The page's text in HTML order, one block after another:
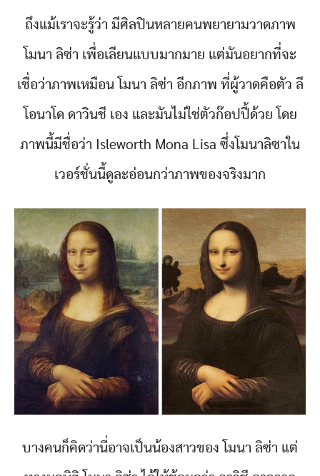
ถึงแม้เราจะรู้ว่า มีศิลปินหลายคนพยายามวาดภาพ
โมนา ลิซ่า เพื่อเลียนแบบมากมาย แต่มันอยากที่จะ
เชื่อว่าภาพเหมือน โมนา ลิซ่า อีกภาพ ที่ผู้วาดคือตัว ลี
โอนาโด ดาวินชี เอง และมันไม่ใช่ตัวก๊อปปี้ด้วย โดย
ภาพนี้มีชื่อว่า Isleworth Mona Lisa ซึ่งโมนาลิซาใน
เวอร์ชั่นนี้ดูละอ่อนกว่าภาพของจริงมาก
บางคนก็คิดว่านี่อาจเป็นน้องสาวของ โมนา ลิซ่า แต่